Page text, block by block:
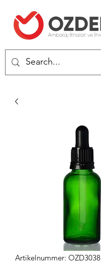
Artikelnummer: OZD3038